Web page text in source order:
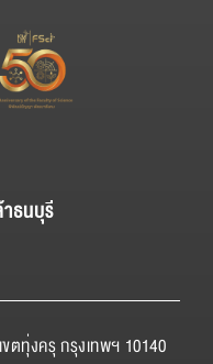
ธนบุรี
ตทุ่งครุ กรุงเทพฯ 10140